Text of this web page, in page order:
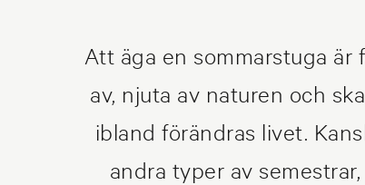
Att äga en sommarstuga
av, njuta av naturen och
ibland förändras livet.
andra typer av